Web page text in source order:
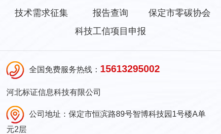
技术需求征集
报告查询
保定市零碳协会
科技工信项目申报
全国免费服务热线： 15613295002
河北标证信息科技有限公司
公司地址：保定市恒滨路89号智博科技园1号楼A单
元2层